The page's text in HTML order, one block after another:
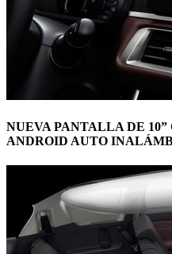
NUEVA PANTALLA DE
ANDROID AUTO